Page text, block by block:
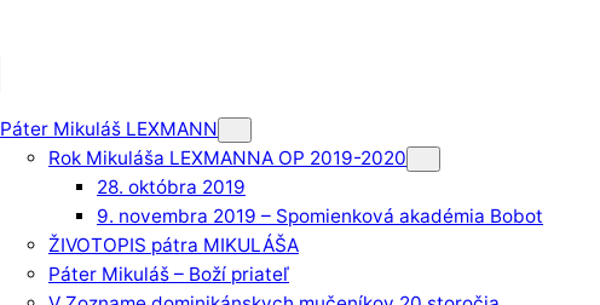
Páter Mikuláš LEXMANN
Rok Mikuláša LEXMANNA OP 2019-2020
28. októbra 2019
9. novembra 2019 – Spomienková akadémia Bobot
ŽIVOTOPIS pátra MIKULÁŠA
Páter Mikuláš – Boží priateľ